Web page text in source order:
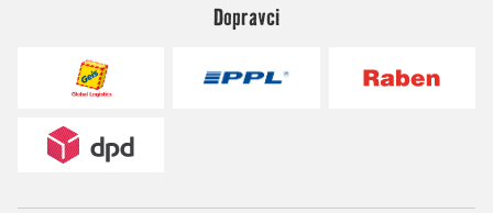
Dopravci